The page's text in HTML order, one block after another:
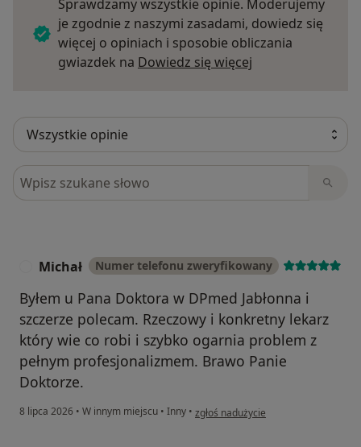
Sprawdzamy wszystkie opinie. Moderujemy
je zgodnie z naszymi zasadami, dowiedz się
więcej o opiniach i sposobie obliczania
gwiazdek na Dowiedz się więcej
Szukaj w opiniach
Michał Numer telefonu zweryfikowany
Byłem u Pana Doktora w DPmed Jabłonna i
szczerze polecam. Rzeczowy i konkretny lekarz
który wie co robi i szybko ogarnia problem z
pełnym profesjonalizmem. Brawo Panie
Doktorze.
8 lipca 2026 • W innym miejscu • Inny • w opinii użytkownika Michał
zgłoś nadużycie